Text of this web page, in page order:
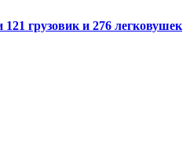
грузовик и 276 легковушек